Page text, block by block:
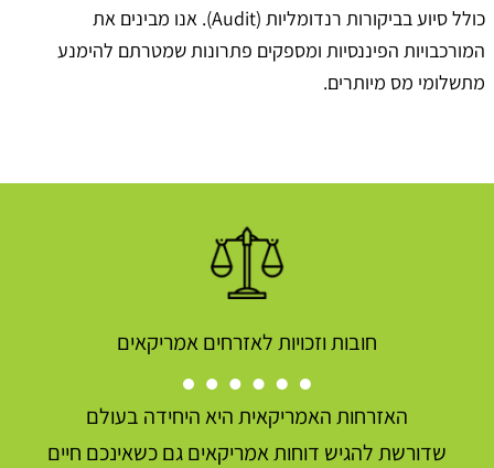
כולל סיוע בביקורות רנדומליות (Audit). אנו מבינים את
המורכבויות הפיננסיות ומספקים פתרונות שמטרתם להימנע
מתשלומי מס מיותרים.
חובות וזכויות לאזרחים אמריקאים
האזרחות האמריקאית היא היחידה בעולם
שדורשת להגיש דוחות אמריקאים גם כשאינכם חיים